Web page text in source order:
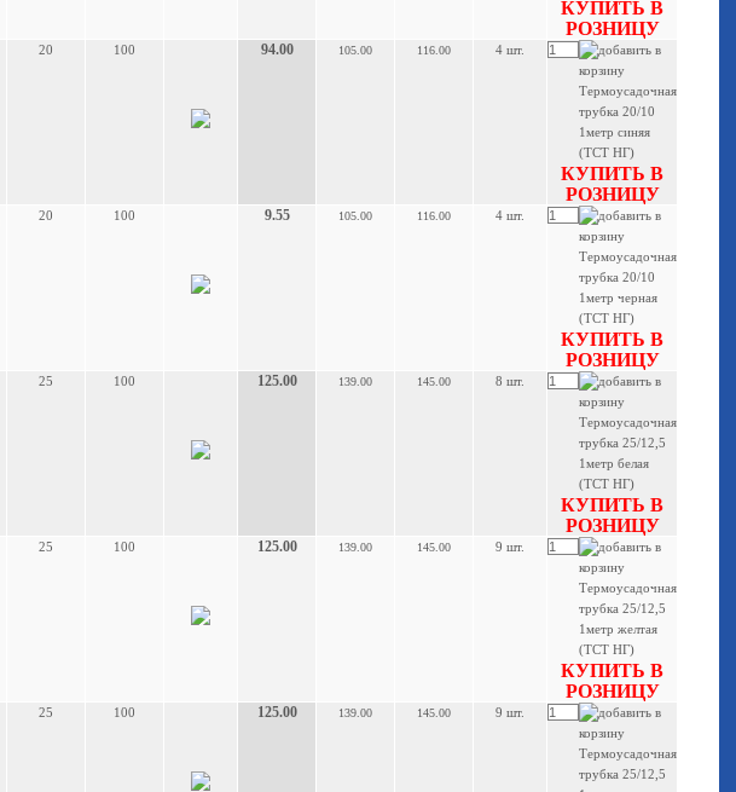
КУПИТЬ В
РОЗНИЦУ
20 100 94.00 105.00 116.00 4 шт.
КУПИТЬ В
РОЗНИЦУ
20 100 9.55 105.00 116.00 4 шт.
КУПИТЬ В
РОЗНИЦУ
25 100 125.00 139.00 145.00 8 шт.
КУПИТЬ В
РОЗНИЦУ
25 100 125.00 139.00 145.00 9 шт.
КУПИТЬ В
РОЗНИЦУ
25 100 125.00 139.00 145.00 9 шт.